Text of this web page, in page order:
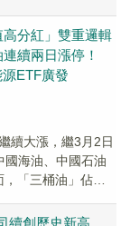
高分紅」雙重邏輯
續兩日漲停！
源ETF廣發
續大漲，繼3月2日
國海油、中國石油
「三桶油」佔比
續創歷史新高，